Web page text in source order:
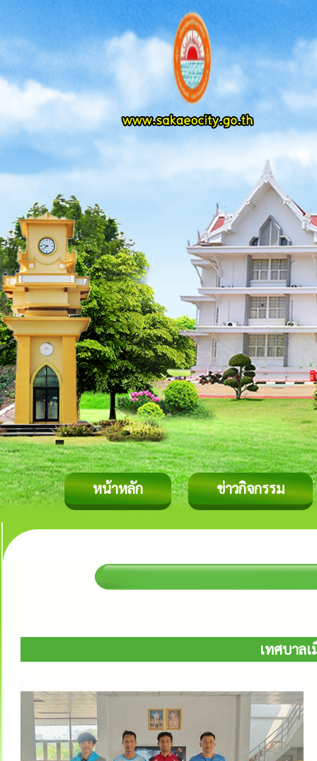
หน้าหลัก ข่าวกิจกรรม
เทศบาล